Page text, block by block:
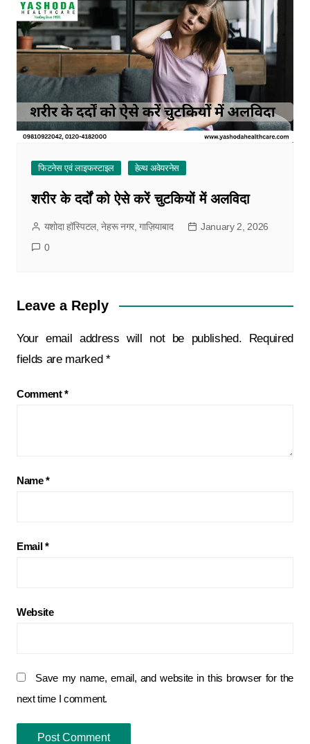
फिटनेस एवं लाइफस्टाइल हेल्थ अवेयरनेस
शरीर के दर्दों को ऐसे करें चुटकियों में अलविदा
यशोदा हॉस्पिटल, नेहरू नगर, गाज़ियाबाद
January 2, 2026
0
Leave a Reply
Your email address will not be published.
Required
fields are marked *
Comment*
Name*
Email*
Website
Save my name, email, and website in this browser for the
next time I comment.